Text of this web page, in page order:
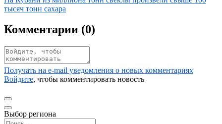
тысяч тонн сахара
Комментарии (0)
Получать на e‑mail уведомления о новых комментариях
Войдите, чтобы комментировать новость
Выбор региона